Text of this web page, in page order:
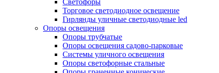
Торговое светодиодное освещение
Гирлянды уличные светодиодные led
Опоры освещения
Опоры трубчатые
Опоры освещения садово-парковые
Системы уличного освещения
Опоры светофорные стальные